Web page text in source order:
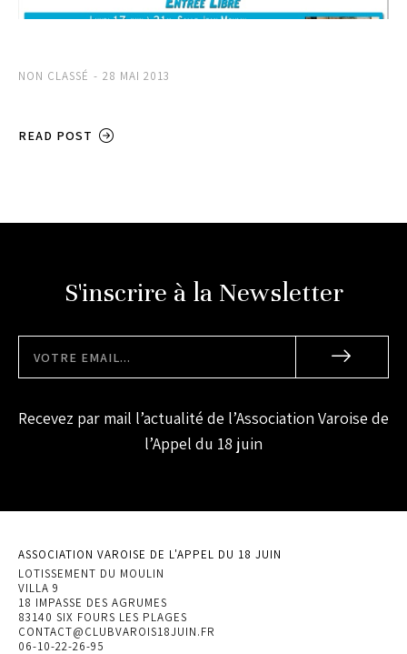
NON CLASSÉ 28 MAI 2013
READ POST
S'inscrire à la Newsletter
Recevez par mail l’actualité de l’Association Varoise de
l’Appel du 18 juin
ASSOCIATION VAROISE DE L'APPEL DU 18 JUIN
LOTISSEMENT DU MOULIN
VILLA 9
18 IMPASSE DES AGRUMES
83140 SIX FOURS LES PLAGES
CONTACT@CLUBVAROIS18JUIN.FR
06-10-22-26-95